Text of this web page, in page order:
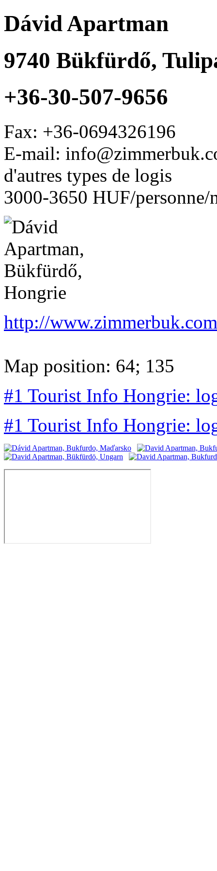
Dávid Apartman
9740 Bükfürdő,
+36-30-507-9656
Fax: +36-0694326196
E-mail:
d'autres types de logis
3000-3650 HUF/personne/
http://www.zimmerbuk.com
Map position: 64; 135
#1 Tourist Info Hongrie:
#1 Tourist Info Hongrie: